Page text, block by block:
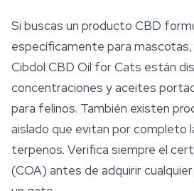
Si buscas un producto CBD
específicamente para
Cibdol CBD Oil for Cats están
concentraciones y aceites
para felinos. También existen
aislado que evitan por completo
terpenos. Verifica siempre el
(COA) antes de adquirir